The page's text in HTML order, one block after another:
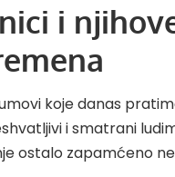
i
koje danas
i smatrani
ostalo zapamćeno